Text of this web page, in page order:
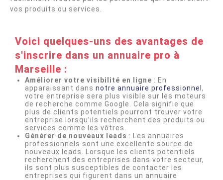
vos produits ou services.
Voici quelques-uns des avantages de
s'inscrire dans un annuaire pro à
Marseille :
Améliorer votre visibilité en ligne : En
apparaissant dans notre annuaire professionnel ,
votre entreprise sera plus visible sur les moteurs
de recherche comme Google. Cela signifie que
plus de clients potentiels pourront trouver votre
entreprise lorsqu’ils recherchent des produits ou
services comme les vôtres.
Générer de nouveaux leads : Les annuaires
professionnels sont une excellente source de
nouveaux leads. Lorsque les clients potentiels
recherchent des entreprises dans votre secteur,
ils sont plus susceptibles de contacter les
entreprises qui figurent dans un annuaire